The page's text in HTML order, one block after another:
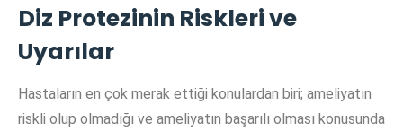
Diz Protezinin Riskleri ve
Uyarılar
Hastaların en çok merak ettiği konulardan biri; ameliyatın
riskli olup olmadığı ve ameliyatın başarılı olması konusunda